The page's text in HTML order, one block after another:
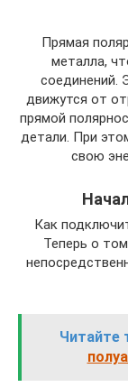
Прямая
металла,
соединений.
движутся от
прямой
детали. При
свою
Как
Теперь о
Читайте